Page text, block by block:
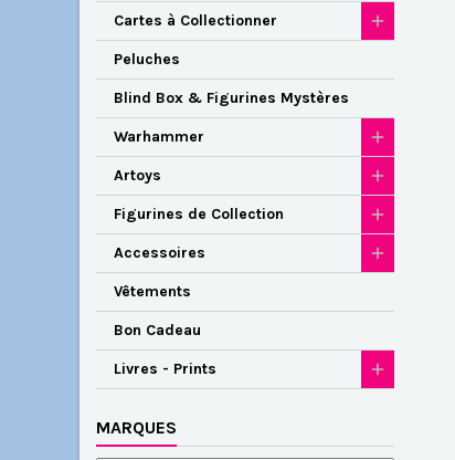
Cartes à Collectionner
Peluches
Blind Box & Figurines Mystères
Warhammer
Artoys
Figurines de Collection
Accessoires
Vêtements
Bon Cadeau
Livres - Prints
MARQUES